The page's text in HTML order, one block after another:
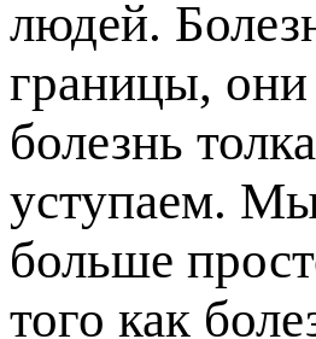
людей.
границы,
болезнь
уступаем.
больше
того как